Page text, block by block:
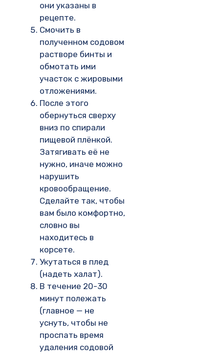
они указаны в
рецепте.
Смочить в
полученном содовом
растворе бинты и
обмотать ими
участок с жировыми
отложениями.
После этого
обернуться сверху
вниз по спирали
пищевой плёнкой.
Затягивать её не
нужно, иначе можно
нарушить
кровообращение.
Сделайте так, чтобы
вам было комфортно,
словно вы
находитесь в
корсете.
Укутаться в плед
(надеть халат).
В течение 20-30
минут полежать
(главное — не
уснуть, чтобы не
проспать время
удаления содовой